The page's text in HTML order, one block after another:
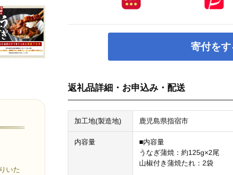
いた
寄付をす
返礼品詳細・お申込み・配送
加工地(製造地) 鹿児島県指宿市
内容量
■内容量
うなぎ蒲焼：約125g×2尾
山椒付き蒲焼たれ：2袋